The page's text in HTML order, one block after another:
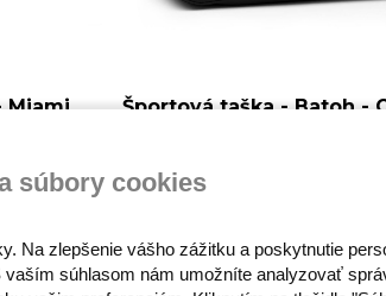
Miami
Športová taška - Batoh -
45,00 €
súbory cookies
Na zlepšenie vášho zážitku a poskytnutie
súhlasom nám umožníte analyzovať